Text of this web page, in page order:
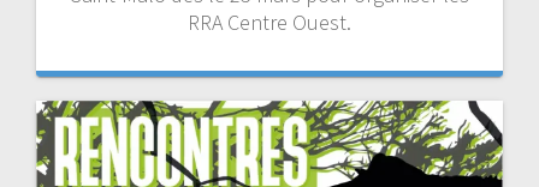
RRA Centre Ouest.